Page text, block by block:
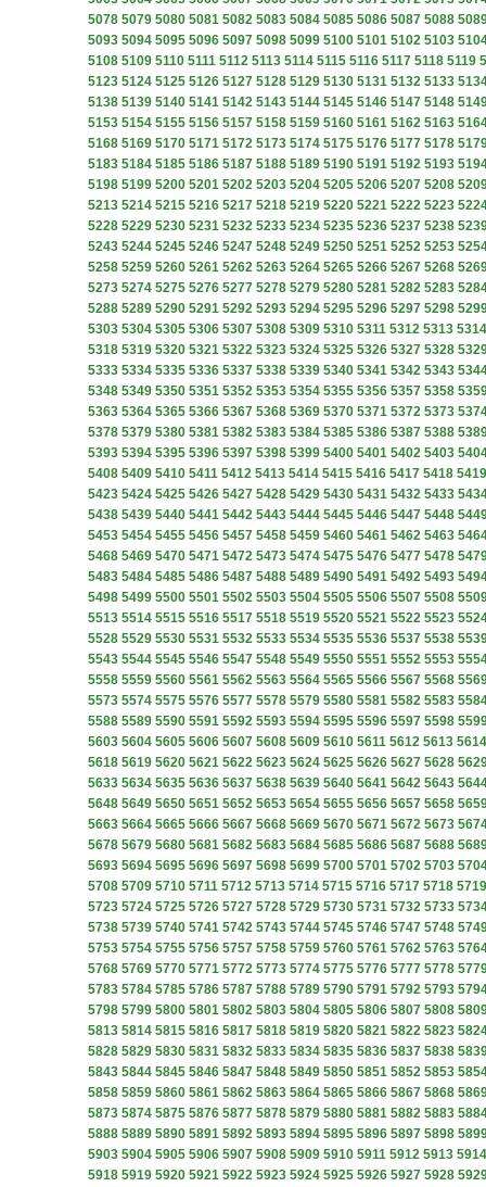
5078 5079 5080 5081 5082 5083 5084 5085 5086 5087 5088
5093 5094 5095 5096 5097 5098 5099 5100 5101 5102 5103
5108 5109 5110 5111 5112 5113 5114 5115 5116 5117 5118 5119
5123 5124 5125 5126 5127 5128 5129 5130 5131 5132 5133
5138 5139 5140 5141 5142 5143 5144 5145 5146 5147 5148
5153 5154 5155 5156 5157 5158 5159 5160 5161 5162 5163
5168 5169 5170 5171 5172 5173 5174 5175 5176 5177 5178
5183 5184 5185 5186 5187 5188 5189 5190 5191 5192 5193
5198 5199 5200 5201 5202 5203 5204 5205 5206 5207 5208
5213 5214 5215 5216 5217 5218 5219 5220 5221 5222 5223
5228 5229 5230 5231 5232 5233 5234 5235 5236 5237 5238
5243 5244 5245 5246 5247 5248 5249 5250 5251 5252 5253
5258 5259 5260 5261 5262 5263 5264 5265 5266 5267 5268
5273 5274 5275 5276 5277 5278 5279 5280 5281 5282 5283
5288 5289 5290 5291 5292 5293 5294 5295 5296 5297 5298
5303 5304 5305 5306 5307 5308 5309 5310 5311 5312 5313 5314
5318 5319 5320 5321 5322 5323 5324 5325 5326 5327 5328
5333 5334 5335 5336 5337 5338 5339 5340 5341 5342 5343
5348 5349 5350 5351 5352 5353 5354 5355 5356 5357 5358
5363 5364 5365 5366 5367 5368 5369 5370 5371 5372 5373
5378 5379 5380 5381 5382 5383 5384 5385 5386 5387 5388
5393 5394 5395 5396 5397 5398 5399 5400 5401 5402 5403
5408 5409 5410 5411 5412 5413 5414 5415 5416 5417 5418 5419
5423 5424 5425 5426 5427 5428 5429 5430 5431 5432 5433
5438 5439 5440 5441 5442 5443 5444 5445 5446 5447 5448
5453 5454 5455 5456 5457 5458 5459 5460 5461 5462 5463
5468 5469 5470 5471 5472 5473 5474 5475 5476 5477 5478
5483 5484 5485 5486 5487 5488 5489 5490 5491 5492 5493
5498 5499 5500 5501 5502 5503 5504 5505 5506 5507 5508
5513 5514 5515 5516 5517 5518 5519 5520 5521 5522 5523
5528 5529 5530 5531 5532 5533 5534 5535 5536 5537 5538
5543 5544 5545 5546 5547 5548 5549 5550 5551 5552 5553
5558 5559 5560 5561 5562 5563 5564 5565 5566 5567 5568
5573 5574 5575 5576 5577 5578 5579 5580 5581 5582 5583
5588 5589 5590 5591 5592 5593 5594 5595 5596 5597 5598
5603 5604 5605 5606 5607 5608 5609 5610 5611 5612 5613 5614
5618 5619 5620 5621 5622 5623 5624 5625 5626 5627 5628
5633 5634 5635 5636 5637 5638 5639 5640 5641 5642 5643
5648 5649 5650 5651 5652 5653 5654 5655 5656 5657 5658
5663 5664 5665 5666 5667 5668 5669 5670 5671 5672 5673
5678 5679 5680 5681 5682 5683 5684 5685 5686 5687 5688
5693 5694 5695 5696 5697 5698 5699 5700 5701 5702 5703
5708 5709 5710 5711 5712 5713 5714 5715 5716 5717 5718 5719
5723 5724 5725 5726 5727 5728 5729 5730 5731 5732 5733
5738 5739 5740 5741 5742 5743 5744 5745 5746 5747 5748
5753 5754 5755 5756 5757 5758 5759 5760 5761 5762 5763
5768 5769 5770 5771 5772 5773 5774 5775 5776 5777 5778
5783 5784 5785 5786 5787 5788 5789 5790 5791 5792 5793
5798 5799 5800 5801 5802 5803 5804 5805 5806 5807 5808
5813 5814 5815 5816 5817 5818 5819 5820 5821 5822 5823
5828 5829 5830 5831 5832 5833 5834 5835 5836 5837 5838
5843 5844 5845 5846 5847 5848 5849 5850 5851 5852 5853
5858 5859 5860 5861 5862 5863 5864 5865 5866 5867 5868
5873 5874 5875 5876 5877 5878 5879 5880 5881 5882 5883
5888 5889 5890 5891 5892 5893 5894 5895 5896 5897 5898
5903 5904 5905 5906 5907 5908 5909 5910 5911 5912 5913 5914
5918 5919 5920 5921 5922 5923 5924 5925 5926 5927 5928